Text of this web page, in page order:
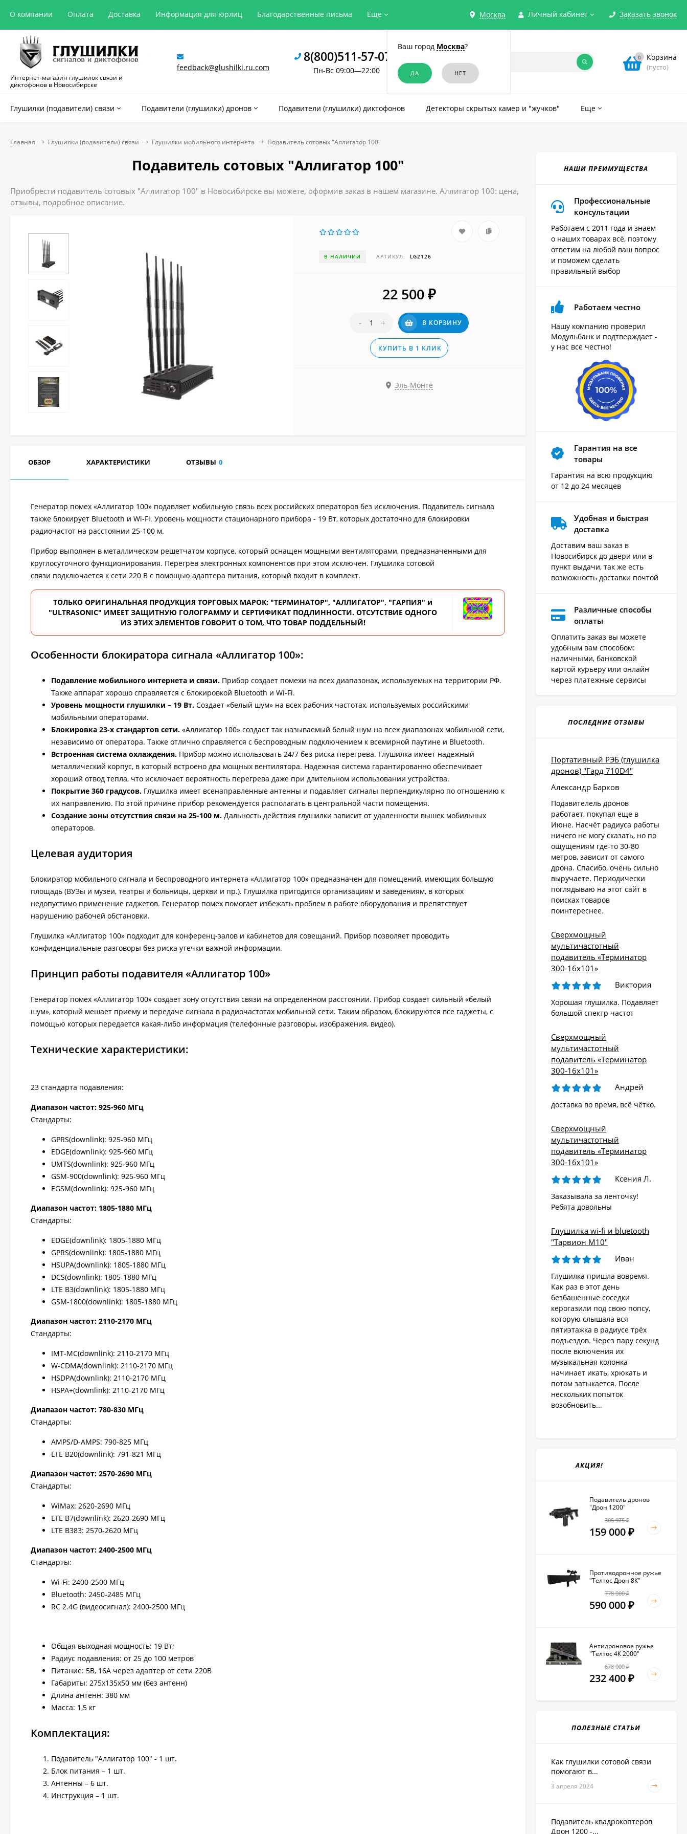
Москва
Ваш город Москва?
Личный кабинет Заказать звонок
О компании Оплата Доставка Информация для юрлиц Благодарственные письма Еще
Интернет-магазин глушилок связи и
диктофонов в Новосибирске
feedback@glushilki.ru.com
8(800)511-57-07
Пн-Вс 09:00—22:00
0 Корзина
(пусто)
Глушилки (подавители) связи Подавители (глушилки) дронов Подавители (глушилки) диктофонов Детекторы скрытых камер и "жучков" Еще
Главная Глушилки (подавители) связи Глушилки мобильного интернета Подавитель сотовых "Аллигатор 100"
Подавитель сотовых "Аллигатор 100"
Приобрести подавитель сотовых "Аллигатор 100" в Новосибирске вы можете, оформив заказ в нашем магазине. Аллигатор 100: цена,
отзывы, подробное описание.
В НАЛИЧИИ АРТИКУЛ: LG2126
22 500₽
- + В КОРЗИНУ
КУПИТЬ В 1 КЛИК
Эль-Монте
ОБЗОР ХАРАКТЕРИСТИКИ ОТЗЫВЫ 0
Генератор помех «Аллигатор 100» подавляет мобильную связь всех российских операторов без исключения. Подавитель сигнала
также блокирует Bluetooth и Wi-Fi. Уровень мощности стационарного прибора - 19 Вт, которых достаточно для блокировки
радиочастот на расстоянии 25-100 м.
Прибор выполнен в металлическом решетчатом корпусе, который оснащен мощными вентиляторами, предназначенными для
круглосуточного функционирования. Перегрев электронных компонентов при этом исключен. Глушилка сотовой
связи подключается к сети 220 В с помощью адаптера питания, который входит в комплект.
ТОЛЬКО ОРИГИНАЛЬНАЯ ПРОДУКЦИЯ ТОРГОВЫХ МАРОК: "ТЕРМИНАТОР", "АЛЛИГАТОР", "ГАРПИЯ" и
"ULTRASONIC" ИМЕЕТ ЗАЩИТНУЮ ГОЛОГРАММУ И СЕРТИФИКАТ ПОДЛИННОСТИ. ОТСУТСТВИЕ ОДНОГО
ИЗ ЭТИХ ЭЛЕМЕНТОВ ГОВОРИТ О ТОМ, ЧТО ТОВАР ПОДДЕЛЬНЫЙ!
Особенности блокиратора сигнала «Аллигатор 100»:
Подавление мобильного интернета и связи. Прибор создает помехи на всех диапазонах, используемых на территории РФ.
Также аппарат хорошо справляется с блокировкой Bluetooth и Wi-Fi.
Уровень мощности глушилки – 19 Вт. Создает «белый шум» на всех рабочих частотах, используемых российскими
мобильными операторами.
Блокировка 23-х стандартов сети. «Аллигатор 100» создает так называемый белый шум на всех диапазонах мобильной сети,
независимо от оператора. Также отлично справляется с беспроводным подключением к всемирной паутине и Bluetooth.
Встроенная система охлаждения. Прибор можно использовать 24/7 без риска перегрева. Глушилка имеет надежный
металлический корпус, в который встроено два мощных вентилятора. Надежная система гарантированно обеспечивает
хороший отвод тепла, что исключает вероятность перегрева даже при длительном использовании устройства.
Покрытие 360 градусов. Глушилка имеет всенаправленные антенны и подавляет сигналы перпендикулярно по отношению к
их направлению. По этой причине прибор рекомендуется располагать в центральной части помещения.
Создание зоны отсутствия связи на 25-100 м. Дальность действия глушилки зависит от удаленности вышек мобильных
операторов.
Целевая аудитория
Блокиратор мобильного сигнала и беспроводного интернета «Аллигатор 100» предназначен для помещений, имеющих большую
площадь (ВУЗы и музеи, театры и больницы, церкви и пр.). Глушилка пригодится организациям и заведениям, в которых
недопустимо применение гаджетов. Генератор помех помогает избежать проблем в работе оборудования и препятствует
нарушению рабочей обстановки.
Глушилка «Аллигатор 100» подходит для конференц-залов и кабинетов для совещаний. Прибор позволяет проводить
конфиденциальные разговоры без риска утечки важной информации.
Принцип работы подавителя «Аллигатор 100»
Генератор помех «Аллигатор 100» создает зону отсутствия связи на определенном расстоянии. Прибор создает сильный «белый
шум», который мешает приему и передаче сигнала в радиочастотах мобильной сети. Таким образом, блокируются все гаджеты, с
помощью которых передается какая-либо информация (телефонные разговоры, изображения, видео).
Технические характеристики:
23 стандарта подавления:
Диапазон частот: 925-960 МГц
Стандарты:
GPRS(downlink): 925-960 МГц
EDGE(downlink): 925-960 МГц
UMTS(downlink): 925-960 МГц
GSM-900(downlink): 925-960 МГц
EGSM(downlink): 925-960 МГц
Диапазон частот: 1805-1880 МГц
Стандарты:
EDGE(downlink): 1805-1880 МГц
GPRS(downlink): 1805-1880 МГц
HSUPA(downlink): 1805-1880 МГц
DCS(downlink): 1805-1880 МГц
LTE B3(downlink): 1805-1880 МГц
GSM-1800(downlink): 1805-1880 МГц
Диапазон частот: 2110-2170 МГц
Стандарты:
IMT-MC(downlink): 2110-2170 МГц
W-CDMA(downlink): 2110-2170 МГц
HSDPA(downlink): 2110-2170 МГц
HSPA+(downlink): 2110-2170 МГц
Диапазон частот: 780-830 МГц
Стандарты:
AMPS/D-AMPS: 790-825 МГц
LTE B20(downlink): 791-821 МГц
Диапазон частот: 2570-2690 МГц
Стандарты:
WiMax: 2620-2690 МГц
LTE B7(downlink): 2620-2690 МГц
LTE B383: 2570-2620 МГц
Диапазон частот: 2400-2500 МГц
Стандарты:
Wi-Fi: 2400-2500 МГц
Bluetooth: 2450-2485 МГц
RC 2.4G (видеосигнал): 2400-2500 МГц
Общая выходная мощность: 19 Вт;
Радиус подавления: от 25 до 100 метров
Питание: 5В, 16А через адаптер от сети 220В
Габариты: 275х135х50 мм (без антенн)
Длина антенн: 380 мм
Масса: 1,5 кг
Комплектация:
Подавитель "Аллигатор 100" - 1 шт.
Блок питания – 1 шт.
Антенны – 6 шт.
Инструкция – 1 шт.
НАШИ ПРЕИМУЩЕСТВА
Профессиональные
консультации
Работаем с 2011 года и знаем
о наших товарах всё, поэтому
ответим на любой ваш вопрос
и поможем сделать
правильный выбор
Работаем честно
Нашу компанию проверил
Модульбанк и подтверждает -
у нас все честно!
Гарантия на все
товары
Гарантия на всю продукцию
от 12 до 24 месяцев
Удобная и быстрая
доставка
Доставим ваш заказ в
Новосибирск до двери или в
пункт выдачи, так же есть
возможность доставки почтой
Различные способы
оплаты
Оплатить заказ вы можете
удобным вам способом:
наличными, банковской
картой курьеру или онлайн
через платежные сервисы
ПОСЛЕДНИЕ ОТЗЫВЫ
Портативный РЭБ (глушилка
дронов) "Гард 710D4"
Александр Барков
Подавителель дронов
работает, покупал еще в
Июне. Насчёт радиуса работы
ничего не могу сказать, но по
ощущениям где-то 30-80
метров, зависит от самого
дрона. Спасибо, очень сильно
выручаете. Периодически
поглядываю на этот сайт в
поисках товаров
поинтереснее.
Сверхмощный
мультичастотный
подавитель «Терминатор
300-16х101»
Виктория
Хорошая глушилка. Подавляет
большой спектр частот
Сверхмощный
мультичастотный
подавитель «Терминатор
300-16х101»
Андрей
доставка во время, всё чётко.
Сверхмощный
мультичастотный
подавитель «Терминатор
300-16х101»
Ксения Л.
Заказывала за ленточку!
Ребята довольны
Глушилка wi-fi и bluetooth
"Тарвион M10"
Иван
Глушилка пришла вовремя.
Как раз в этот день
безбашенные соседки
керогазили под свою попсу,
которую слышала вся
пятиэтажка в радиусе трёх
подъездов. Через пару секунд
после включения их
музыкальная колонка
начинает икать, хрюкать и
потом затыкается. После
нескольких попыток
возобновить...
АКЦИЯ!
Подавитель дронов
"Дрон 1200"
305 975₽
159 000 ₽
Противодронное ружье
"Телтос Дрон 8К"
778 000₽
590 000 ₽
Антидроновое ружье
"Телтос 4К 2000"
678 000₽
232 400 ₽
ПОЛЕЗНЫЕ СТАТЬИ
Как глушилки сотовой связи
помогают в...
3 апреля 2024
Подавитель квадрокоптеров
Дрон 1200 -...